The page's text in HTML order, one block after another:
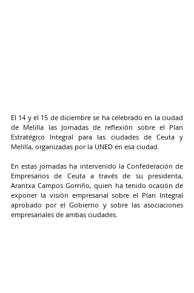
El 14 y el 15 de diciembre se ha celebrado en la ciudad
de Melilla las Jornadas de reflexión sobre el Plan
Estratégico Integral para las ciudades de Ceuta y
Melilla, organizadas por la UNED en esa ciudad.
En estas jornadas ha intervenido la Confederación de
Empresarios de Ceuta a través de su presidenta,
Arantxa Campos Gorriño, quien ha tenido ocasión de
exponer la visión empresarial sobre el Plan Integral
aprobado por el Gobierno y sobre las asociaciones
empresariales de ambas ciudades.